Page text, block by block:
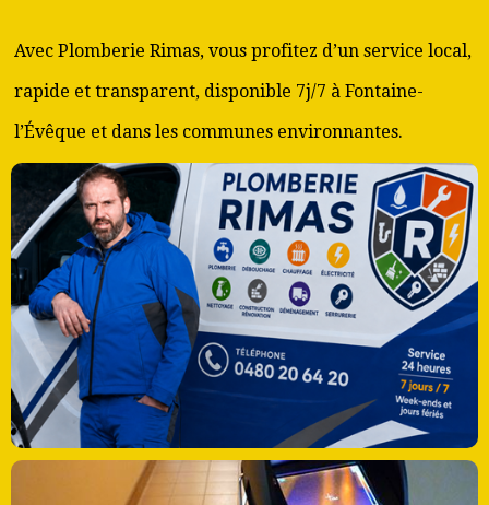
Avec Plomberie Rimas, vous profitez d’un service local,
rapide et transparent, disponible 7j/7 à Fontaine-
l’Évêque et dans les communes environnantes.